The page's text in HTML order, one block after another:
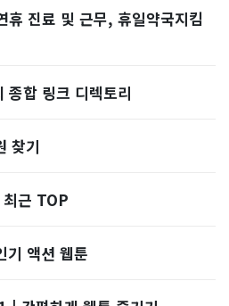
휴 진료 및 근무, 휴일약국지킴
종합 링크 디렉토리
찾기
근 TOP
기 액션 웹툰